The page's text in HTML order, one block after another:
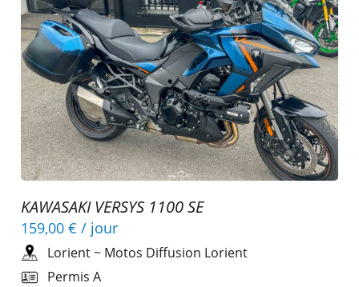
KAWASAKI VERSYS 1100 SE
159,00 € / jour
Lorient~ Motos Diffusion Lorient
Permis A